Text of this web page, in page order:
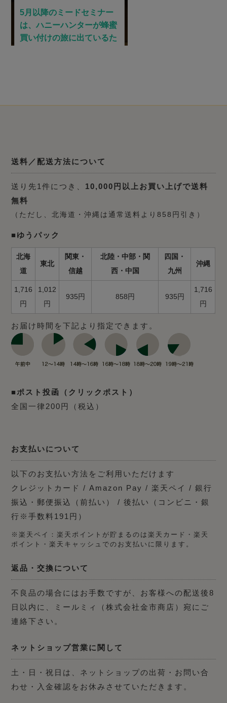
送料／配送方法について
送り先1件につき、 10,000円以上お買い上げで送料
無料
（ただし、北海道・沖縄は通常送料より858円引き）
■ゆうパック
北海
道
東北
関東・
信越
北陸・中部・関
西・中国
四国・
九州
沖縄
1,716
円
1,012
円
935円 858円 935円
1,716
円
お届け時間を下記より指定できます。
■ポスト投函（クリックポスト）
全国一律200円（税込）
お支払いについて
以下のお支払い方法をご利用いただけます
クレジットカード / Amazon Pay / 楽天ペイ / 銀行
振込・郵便振込（前払い） / 後払い（コンビニ・銀
行※手数料191円）
※楽天ペイ：楽天ポイントが貯まるのは楽天カード・楽天
ポイント・楽天キャッシュでのお支払いに限ります。
返品・交換について
不良品の場合にはお手数ですが、お客様への配送後8
日以内に、ミールミィ（株式会社金市商店）宛にご
連絡下さい。
ネットショップ営業に関して
土・日・祝日は、ネットショップの出荷・お問い合
わせ・入金確認をお休みさせていただきます。